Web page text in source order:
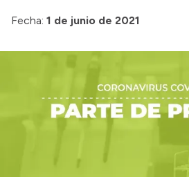
Transparencia
Inversión en Salud
Consulta de expedientes
Fecha: 1 de junio de 2021